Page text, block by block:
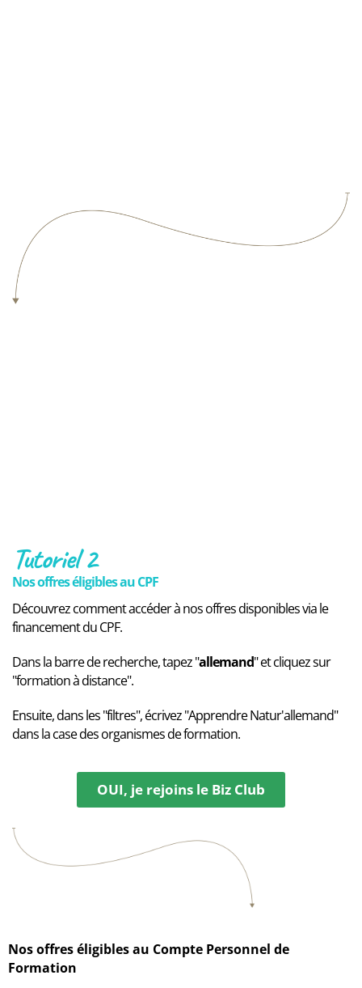
Tutoriel 2
Nos offres éligibles au CPF
Découvrez comment accéder à nos offres disponibles via le
financement du CPF.
Dans la barre de recherche, tapez "allemand" et cliquez sur
"formation à distance".
Ensuite, dans les "filtres", écrivez "Apprendre Natur'allemand"
dans la case des organismes de formation.
OUI, je rejoins le Biz Club
Nos offres éligibles au Compte Personnel de
Formation